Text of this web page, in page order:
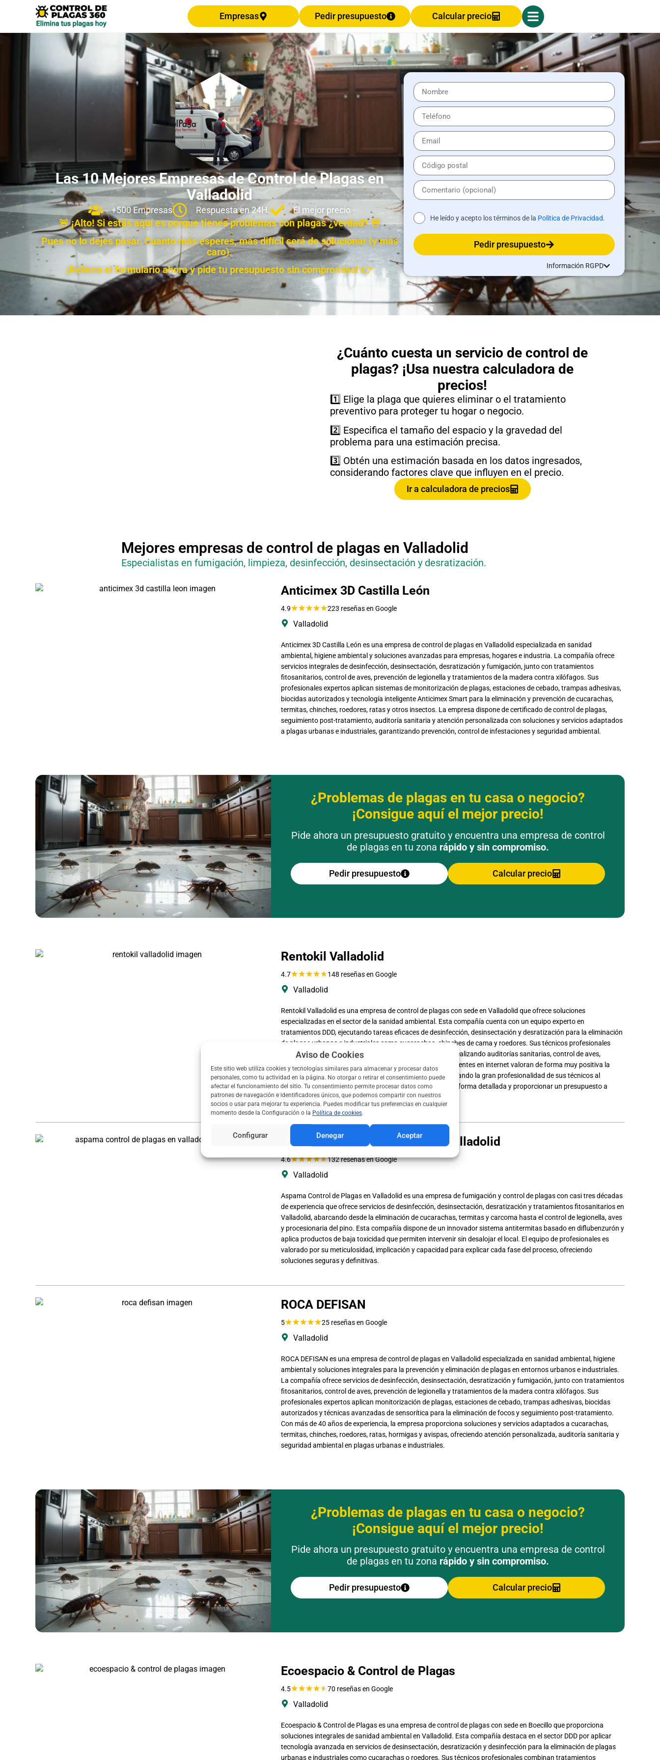
Aviso de Cookies
Este sitio web utiliza cookies y tecnologías similares para almacenar y procesar datos
personales, como tu actividad en la página. No otorgar o retirar el consentimiento puede
afectar el funcionamiento del sitio. Tu consentimiento permite procesar datos como
patrones de navegación e identificadores únicos, que podemos compartir con nuestros
socios o usar para mejorar tu experiencia. Puedes modificar tus preferencias en cualquier
momento desde la Configuración o la Política de cookies.
Aceptar
Denegar
Configurar
Empresas Pedir presupuesto Calcular precio
Las 10 Mejores Empresas de Control de Plagas en
Valladolid
+500 Empresas Respuesta en 24H. El mejor precio
🚨 ¡Alto! Si estás aquí es porque tienes problemas con plagas ¿verdad? 🚨
Pues no lo dejes pasar. Cuanto más esperes, más difícil será de solucionar (y más
caro).
¡Rellena el formulario ahora y pide tu presupuesto sin compromiso! 👉
He leído y acepto los términos de la Política de Privacidad.
Pedir presupuesto
Información RGPD
¿Cuánto cuesta un servicio de control de
plagas? ¡Usa nuestra calculadora de
precios!
1️⃣ Elige la plaga que quieres eliminar o el tratamiento
preventivo para proteger tu hogar o negocio.
2️⃣ Especifica el tamaño del espacio y la gravedad del
problema para una estimación precisa.
3️⃣ Obtén una estimación basada en los datos ingresados,
considerando factores clave que influyen en el precio.
Ir a calculadora de precios
Mejores empresas de control de plagas en Valladolid
Especialistas en fumigación, limpieza, desinfección, desinsectación y desratización.
Anticimex 3D Castilla León
4.9★★★★★223 reseñas en Google
Valladolid
Anticimex 3D Castilla León es una empresa de control de plagas en Valladolid especializada en sanidad
ambiental, higiene ambiental y soluciones avanzadas para empresas, hogares e industria. La compañía ofrece
servicios integrales de desinfección, desinsectación, desratización y fumigación, junto con tratamientos
fitosanitarios, control de aves, prevención de legionella y tratamientos de la madera contra xilófagos. Sus
profesionales expertos aplican sistemas de monitorización de plagas, estaciones de cebado, trampas adhesivas,
biocidas autorizados y tecnología inteligente Anticimex Smart para la eliminación y prevención de cucarachas,
termitas, chinches, roedores, ratas y otros insectos. La empresa dispone de certificado de control de plagas,
seguimiento post-tratamiento, auditoría sanitaria y atención personalizada con soluciones y servicios adaptados
a plagas urbanas e industriales, garantizando prevención, control de infestaciones y seguridad ambiental.
¿Problemas de plagas en tu casa o negocio?
¡Consigue aquí el mejor precio!
Pide ahora un presupuesto gratuito y encuentra una empresa de control
de plagas en tu zona rápido y sin compromiso.
Pedir presupuesto Calcular precio
Rentokil Valladolid
4.7★★★★★ 148 reseñas en Google
Valladolid
Rentokil Valladolid es una empresa de control de plagas con sede en Valladolid que ofrece soluciones
especializadas en el sector de la sanidad ambiental. Esta compañía cuenta con un equipo experto en
tratamientos DDD, ejecutando tareas eficaces de desinfección, desinsectación y desratización para la eliminación
de plagas urbanas e industriales como cucarachas, chinches de cama y roedores. Sus técnicos profesionales
aplican métodos avanzados con productos autorizados, realizando auditorías sanitarias, control de aves,
prevención de legionella y monitorización de plagas. Los clientes en internet valoran de forma muy positiva la
rapidez y la seriedad en el mantenimiento continuo, destacando la gran profesionalidad de sus técnicos al
comunicar cada procedimiento de seguridad ambiental de forma detallada y proporcionar un presupuesto a
medida.
Aspama Control de Plagas en Valladolid
4.6★★★★★132 reseñas en Google
Valladolid
Aspama Control de Plagas en Valladolid es una empresa de fumigación y control de plagas con casi tres décadas
de experiencia que ofrece servicios de desinfección, desinsectación, desratización y tratamientos fitosanitarios en
Valladolid, abarcando desde la eliminación de cucarachas, termitas y carcoma hasta el control de legionella, aves
y procesionaria del pino. Esta compañía dispone de un innovador sistema antitermitas basado en diflubenzurón y
aplica productos de baja toxicidad que permiten intervenir sin desalojar el local. El equipo de profesionales es
valorado por su meticulosidad, implicación y capacidad para explicar cada fase del proceso, ofreciendo
soluciones seguras y definitivas.
ROCA DEFISAN
5★★★★★25 reseñas en Google
Valladolid
ROCA DEFISAN es una empresa de control de plagas en Valladolid especializada en sanidad ambiental, higiene
ambiental y soluciones integrales para la prevención y eliminación de plagas en entornos urbanos e industriales.
La compañía ofrece servicios de desinfección, desinsectación, desratización y fumigación, junto con tratamientos
fitosanitarios, control de aves, prevención de legionella y tratamientos de la madera contra xilófagos. Sus
profesionales expertos aplican monitorización de plagas, estaciones de cebado, trampas adhesivas, biocidas
autorizados y técnicas avanzadas de sensorítica para la eliminación de focos y seguimiento post-tratamiento.
Con más de 40 años de experiencia, la empresa proporciona soluciones y servicios adaptados a cucarachas,
termitas, chinches, roedores, ratas, hormigas y avispas, ofreciendo atención personalizada, auditoría sanitaria y
seguridad ambiental en plagas urbanas e industriales.
¿Problemas de plagas en tu casa o negocio?
¡Consigue aquí el mejor precio!
Pide ahora un presupuesto gratuito y encuentra una empresa de control
de plagas en tu zona rápido y sin compromiso.
Pedir presupuesto Calcular precio
Ecoespacio & Control de Plagas
4.5★★★★★70 reseñas en Google
Valladolid
Ecoespacio & Control de Plagas es una empresa de control de plagas con sede en Boecillo que proporciona
soluciones integrales de sanidad ambiental en Valladolid. Esta compañía destaca en el sector DDD por aplicar
tecnología avanzada en servicios de desinsectación, desratización y desinfección para la eliminación de plagas
urbanas e industriales como cucarachas o roedores. Sus técnicos profesionales combinan tratamientos